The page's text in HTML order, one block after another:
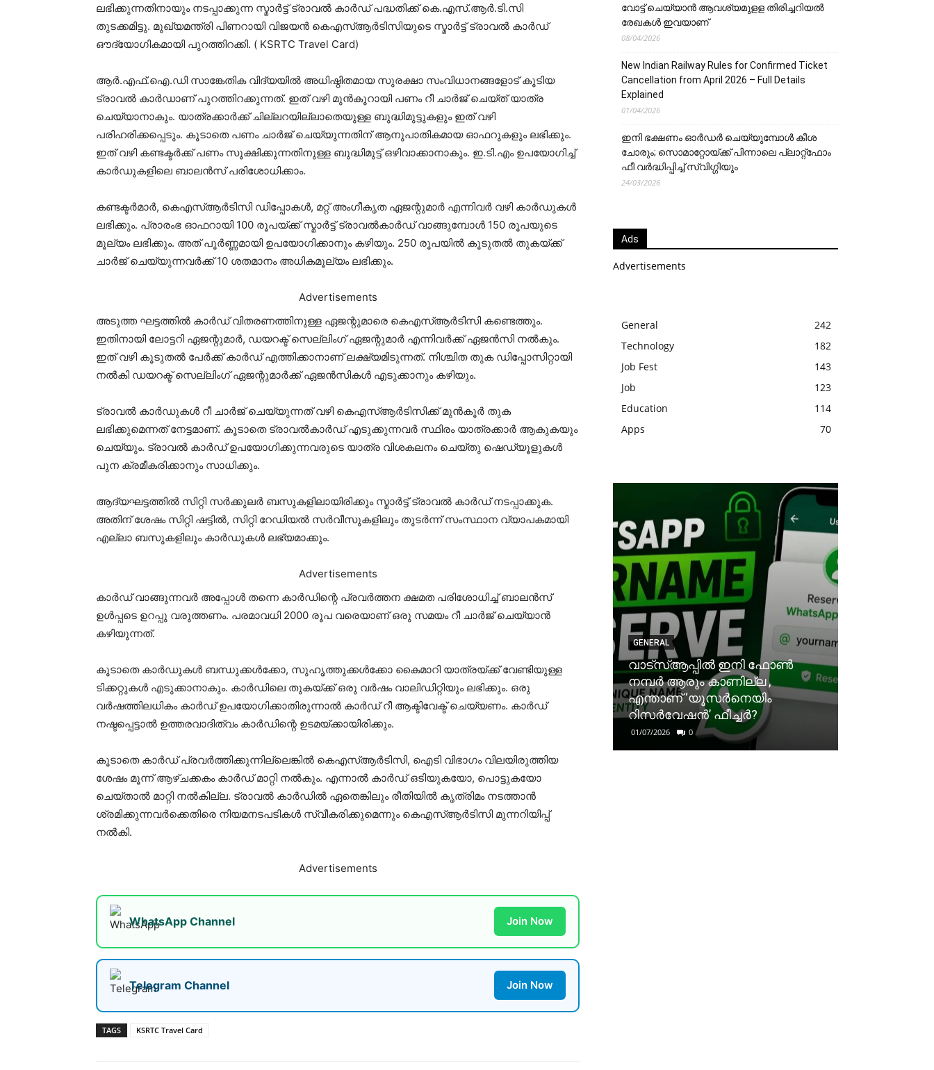
ലഭിക്കുന്നതിനായും നടപ്പാക്കുന്ന സ്മാർട്ട് ട്രാവൽ കാർഡ് പദ്ധതിക്ക് കെ.എസ്.ആർ.ടി.സി
തുടക്കമിട്ടു. മുഖ്യമന്ത്രി പിണറായി വിജയൻ കെഎസ്ആർടിസിയുടെ സ്മാർട്ട് ട്രാവൽ കാർഡ്
ഔദ്യോഗികമായി പുറത്തിറക്കി. ( KSRTC Travel Card)
ആർ.എഫ്.ഐ.ഡി സാങ്കേതിക വിദ്യയിൽ അധിഷ്ഠിതമായ സുരക്ഷാ സംവിധാനങ്ങളോട് കൂടിയ
ട്രാവൽ കാർഡാണ് പുറത്തിറക്കുന്നത്. ഇത് വഴി മുൻകൂറായി പണം റീ ചാർജ് ചെയ്ത് യാത്ര
ചെയ്യാനാകും. യാത്രക്കാർക്ക് ചില്ലറയില്ലാതെയുള്ള ബുദ്ധിമുട്ടുകളും ഇത് വഴി
പരിഹരിക്കപ്പെടും. കൂടാതെ പണം ചാർജ് ചെയ്യുന്നതിന് ആനുപാതികമായ ഓഫറുകളും ലഭിക്കും.
ഇത് വഴി കണ്ടക്ടർക്ക് പണം സൂക്ഷിക്കുന്നതിനുള്ള ബുദ്ധിമുട്ട് ഒഴിവാക്കാനാകും. ഇ.ടി.എം ഉപയോഗിച്ച്
കാർഡുകളിലെ ബാലൻസ് പരിശോധിക്കാം.
കണ്ടക്ടർമാർ, കെഎസ്ആർടിസി ഡിപ്പോകൾ, മറ്റ് അംഗീകൃത ഏജന്റുമാർ എന്നിവർ വഴി കാർഡുകൾ
ലഭിക്കും. പ്രാരംഭ ഓഫറായി 100 രൂപയ്ക്ക് സ്മാർട്ട് ട്രാവൽകാർഡ് വാങ്ങുമ്പോൾ 150 രൂപയുടെ
മൂല്യം ലഭിക്കും. അത് പൂർണ്ണമായി ഉപയോഗിക്കാനും കഴിയും. 250 രൂപയിൽ കൂടുതൽ തുകയ്ക്ക്
ചാർജ് ചെയ്യുന്നവർക്ക് 10 ശതമാനം അധികമൂല്യം ലഭിക്കും.
Advertisements
അടുത്ത ഘട്ടത്തിൽ കാർഡ് വിതരണത്തിനുള്ള ഏജന്റുമാരെ കെഎസ്ആർടിസി കണ്ടെത്തും.
ഇതിനായി ലോട്ടറി ഏജന്റുമാർ, ഡയറക്ട് സെല്ലിംഗ് ഏജന്റുമാർ എന്നിവർക്ക് ഏജൻസി നൽകും.
ഇത് വഴി കൂടുതൽ പേർക്ക് കാർഡ് എത്തിക്കാനാണ് ലക്ഷ്യമിടുന്നത്. നിശ്ചിത തുക ഡിപ്പോസിറ്റായി
നൽകി ഡയറക്ട് സെല്ലിംഗ് ഏജന്റുമാർക്ക് ഏജൻസികൾ എടുക്കാനും കഴിയും.
ട്രാവൽ കാർഡുകൾ റീ ചാർജ് ചെയ്യുന്നത് വഴി കെഎസ്ആർടിസിക്ക് മുൻകൂർ തുക
ലഭിക്കുമെന്നത് നേട്ടമാണ്. കൂടാതെ ട്രാവൽകാർഡ് എടുക്കുന്നവർ സ്ഥിരം യാത്രക്കാർ ആകുകയും
ചെയ്യും. ട്രാവൽ കാർഡ് ഉപയോഗിക്കുന്നവരുടെ യാത്ര വിശകലനം ചെയ്തു ഷെഡ്യൂളുകൾ
പുന ക്രമീകരിക്കാനും സാധിക്കും.
ആദ്യഘട്ടത്തിൽ സിറ്റി സർക്കുലർ ബസുകളിലായിരിക്കും സ്മാർട്ട് ട്രാവൽ കാർഡ് നടപ്പാക്കുക.
അതിന് ശേഷം സിറ്റി ഷട്ടിൽ, സിറ്റി റേഡിയൽ സർവീസുകളിലും തുടർന്ന് സംസ്ഥാന വ്യാപകമായി
എല്ലാ ബസുകളിലും കാർഡുകൾ ലഭ്യമാക്കും.
Advertisements
കാർഡ് വാങ്ങുന്നവർ അപ്പോൾ തന്നെ കാർഡിന്റെ പ്രവർത്തന ക്ഷമത പരിശോധിച്ച് ബാലൻസ്
ഉൾപ്പടെ ഉറപ്പു വരുത്തണം. പരമാവധി 2000 രൂപ വരെയാണ് ഒരു സമയം റീ ചാർജ് ചെയ്യാൻ
കഴിയുന്നത്.
കൂടാതെ കാർഡുകൾ ബന്ധുക്കൾക്കോ, സുഹൃത്തുക്കൾക്കോ കൈമാറി യാത്രയ്ക്ക് വേണ്ടിയുള്ള
ടിക്കറ്റുകൾ എടുക്കാനാകും. കാർഡിലെ തുകയ്ക്ക് ഒരു വർഷം വാലിഡിറ്റിയും ലഭിക്കും. ഒരു
വർഷത്തിലധികം കാർഡ് ഉപയോഗിക്കാതിരുന്നാൽ കാർഡ് റീ ആക്ടിവേക്ട് ചെയ്യണം. കാർഡ്
നഷ്ടപ്പെട്ടാൽ ഉത്തരവാദിത്വം കാർഡിന്റെ ഉടമയ്ക്കായിരിക്കും.
കൂടാതെ കാർഡ് പ്രവർത്തിക്കുന്നില്ലെങ്കിൽ കെഎസ്ആർടിസി, ഐടി വിഭാഗം വിലയിരുത്തിയ
ശേഷം മൂന്ന് ആഴ്ചക്കകം കാർഡ് മാറ്റി നൽകും. എന്നാൽ കാർഡ് ഒടിയുകയോ, പൊട്ടുകയോ
ചെയ്താൽ മാറ്റി നൽകില്ല. ട്രാവൽ കാർഡിൽ ഏതെങ്കിലും രീതിയിൽ കൃത്രിമം നടത്താൻ
ശ്രമിക്കുന്നവർക്കെതിരെ നിയമനടപടികൾ സ്വീകരിക്കുമെന്നും കെഎസ്ആർടിസി മുന്നറിയിപ്പ്
നൽകി.
Advertisements
WhatsApp Channel Join Now
Telegram Channel Join Now
TAGS KSRTC Travel Card
വോട്ട് ചെയ്യാന്‍ ആവശ്യമുളള തിരിച്ചറിയല്‍
രേഖകള്‍ ഇവയാണ്
08/04/2026
New Indian Railway Rules for Confirmed Ticket
Cancellation from April 2026 – Full Details
Explained
01/04/2026
ഇനി ഭക്ഷണം ഓർഡർ ചെയ്യുമ്പോൾ കീശ
ചോരും; സൊമാറ്റോയ്ക്ക് പിന്നാലെ പ്ലാറ്റ്‌ഫോം
ഫീ വർദ്ധിപ്പിച്ച് സ്വിഗ്ഗിയും
24/03/2026
Ads
Advertisements
General
242
Technology
182
Job Fest
143
Job
123
Education
114
Apps
70
GENERAL
വാട്‌സ്ആപ്പിൽ ഇനി ഫോൺ
നമ്പർ ആരും കാണില്ല ,
എന്താണ് ‘യൂസർനെയിം
റിസർവേഷൻ’ ഫീച്ചർ?
01/07/2026 0